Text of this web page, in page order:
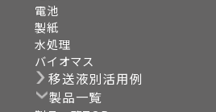
電池
製紙
水処理
バイオマス
移送液別活用例
製品一覧